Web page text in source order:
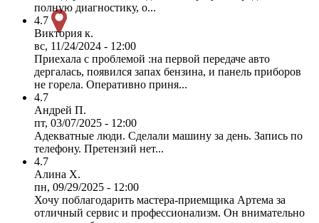
полную диагностику, о...
4.7
Виктория к.
вс, 11/24/2024 - 12:00
Приехала с проблемой :на первой передаче авто
дергалась, появился запах бензина, и панель приборов
не горела. Оперативно приня...
4.7
Андрей П.
пт, 03/07/2025 - 12:00
Адекватные люди. Сделали машину за день. Запись по
телефону. Претензий нет...
4.7
Алина Х.
пн, 09/29/2025 - 12:00
Хочу поблагодарить мастера-приемщика Артема за
отличный сервис и профессионализм. Он внимательно